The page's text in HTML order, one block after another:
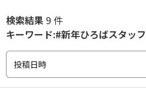
検索結果9 件
キーワード:#新年ひろばスタッ
投稿日時